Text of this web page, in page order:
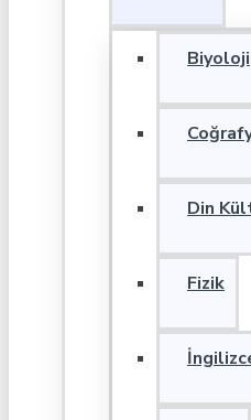
Biyoloji
Din
Fizik